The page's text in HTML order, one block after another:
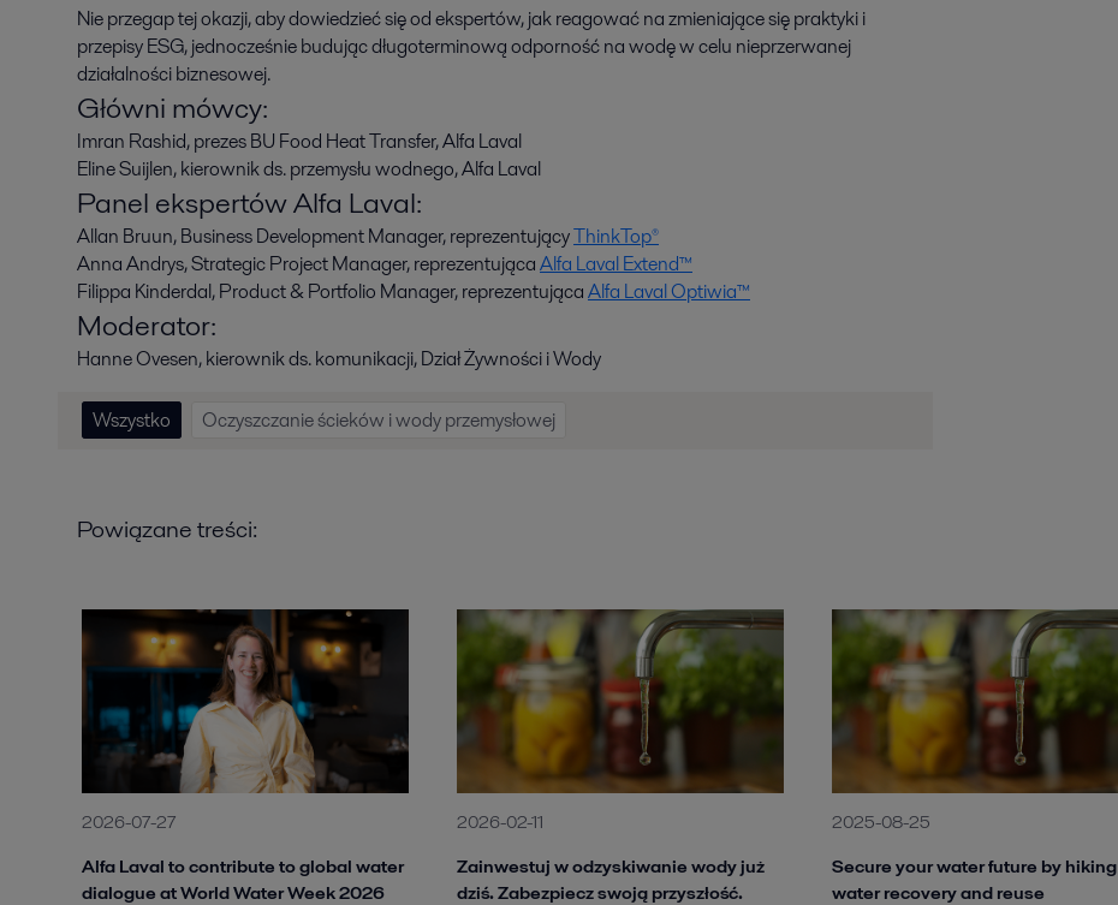
Nie przegap tej okazji, aby dowiedzieć się od ekspertów, jak reagować na zmieniające się praktyki i
przepisy ESG, jednocześnie budując długoterminową odporność na wodę w celu nieprzerwanej
działalności biznesowej.
Główni mówcy:
Imran Rashid, prezes BU Food Heat Transfer, Alfa Laval
Eline Suijlen, kierownik ds. przemysłu wodnego, Alfa Laval
Panel ekspertów Alfa Laval:
Allan Bruun, Business Development Manager, reprezentującyThinkTop®
Anna Andrys, Strategic Project Manager, reprezentującaAlfa Laval Extend™
Filippa Kinderdal, Product & Portfolio Manager, reprezentującaAlfa Laval Optiwia™
Moderator:
Hanne Ovesen, kierownik ds. komunikacji, Dział Żywności i Wody
Wszystko Oczyszczanie ścieków i wody przemysłowej
Powiązane treści:
2026-07-27
Alfa Laval to contribute to global water
dialogue at World Water Week 2026
2026-02-11
Zainwestuj w odzyskiwanie wody już
dziś. Zabezpiecz swoją przyszłość.
2025-08-25
Secure your water future by hiking
water recovery and reuse